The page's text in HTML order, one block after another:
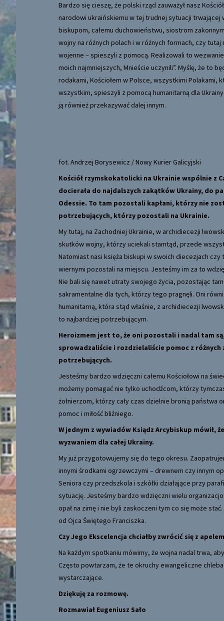
Bardzo się cieszę, że polski rząd zauważył nasz
narodowi ukraińskiemu w tej trudnej sytuacji trwającej
biskupom, całemu duchowieństwu, siostrom
wojny na różnych polach i w różnych formach, czy
wojenne – spieszyli z pomocą. Realizowali to
moich najmniejszych, Mnieście uczynili”. Myślę, że to
rodakami, Kościołem w Polsce, wszystkimi
wszystkim, spieszyli z pomocą humanitarną dla
ją również przekazywać dalej innym.
fot. Andrzej Borysewicz / Nowy Kurier Galicyjski
Kościół rzymskokatolicki na Ukrainie wspólnie z
docierała do najdalszych zakątków Ukrainy, do
Odessie. To tam pozostali kapłani, którzy nie
potrzebujących, którzy pozostali na Ukrainie.
My tutaj, na Zachodniej Ukrainie, w archidiecezji
skutków wojny, którzy uciekali stamtąd, przede
Natomiast nasi księża biskupi w swoich diecezjach
wiernymi pozostali na miejscu. Jesteśmy im za to
Nie bali się nawet utraty swojego życia, pozostając
sakramentalne dla tych, którzy tego pragnęli. Oni
humanitarną, która stąd właśnie, z archidiecezji
to najbardziej potrzebującym.
Heroizmem jest to, że oni pozostali i nadal tam
sprowadzaliście i rozdzielaliście pomoc z
potrzebujących.
Jesteśmy bardzo wdzięczni całemu Kościołowi na
możemy pomagać nie tylko uchodźcom, którzy
żołnierzom, którzy cały czas dzielnie bronią
pomoc i miłość bliźniego.
W jednym z wywiadów Ksiądz Arcybiskup mówił,
wyzwaniem dla całej Ukrainy.
My już przygotowujemy się do tego okresu.
innymi środkami ogrzewczymi – drewnem czy innym
Seniora czy przedszkola i szkółki działające przy
sytuację. Jesteśmy bardzo wdzięczni wielu
opał na zimę i nie byli zaskoczeni tym co się może
od Ojca Świętego Franciszka.
Czy Jego Ekscelencja chciałby zwrócić się z
Na każdym spotkaniu mówimy, że wojna nadal trwa,
Często powtarzam, że te okruchy ewangeliczne
wystarczające.
Dziękuję za rozmowę.
Rozmawiał Eugeniusz Sało